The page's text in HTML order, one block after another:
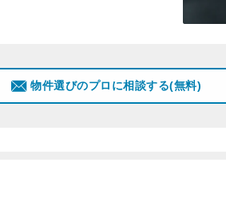
物件選びのプロに相談する(無料)